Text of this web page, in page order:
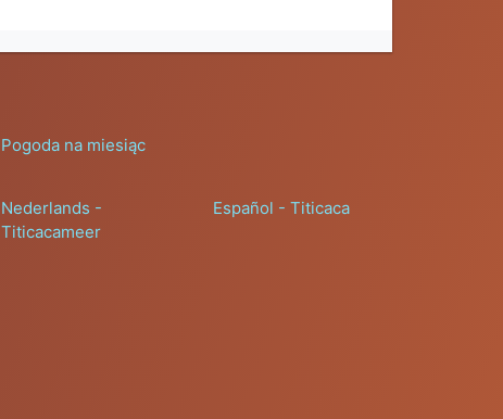
Pogoda na miesiąc
Nederlands -
Titicacameer
Español - Titicaca